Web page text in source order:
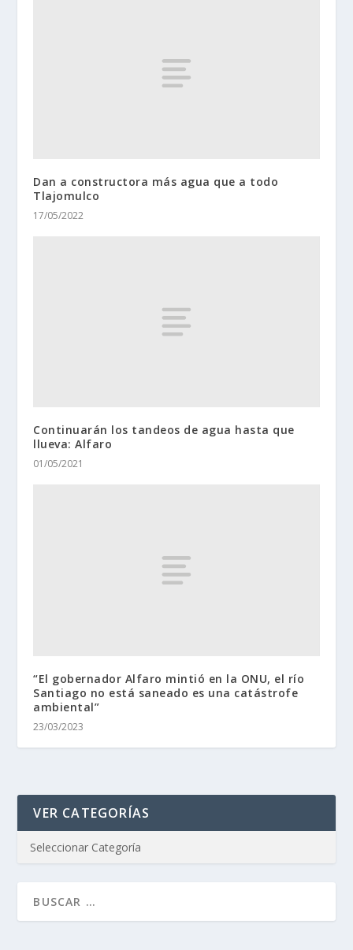
Dan a constructora más agua que a todo
Tlajomulco
17/05/2022
Continuarán los tandeos de agua hasta que
llueva: Alfaro
01/05/2021
“El gobernador Alfaro mintió en la ONU, el río
Santiago no está saneado es una catástrofe
ambiental”
23/03/2023
VER CATEGORÍAS